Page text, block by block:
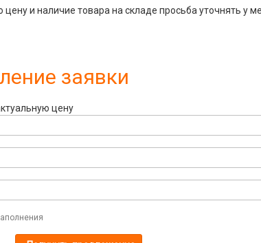
и наличие товара на складе просьба уточнять у
заявки
цену